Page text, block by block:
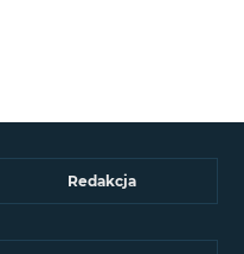
Redakcja